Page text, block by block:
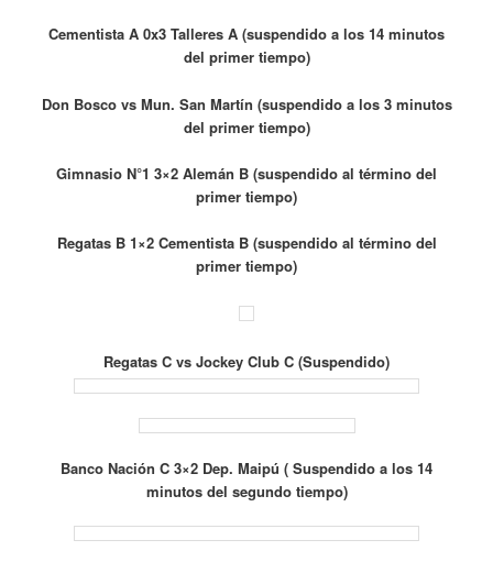
Cementista A 0x3 Talleres A (suspendido a los 14 minutos
del primer tiempo)
Don Bosco vs Mun. San Martín (suspendido a los 3 minutos
del primer tiempo)
Gimnasio N°1 3×2 Alemán B (suspendido al término del
primer tiempo)
Regatas B 1×2 Cementista B (suspendido al término del
primer tiempo)
Regatas C vs Jockey Club C (Suspendido)
Banco Nación C 3×2 Dep. Maipú ( Suspendido a los 14
minutos del segundo tiempo)